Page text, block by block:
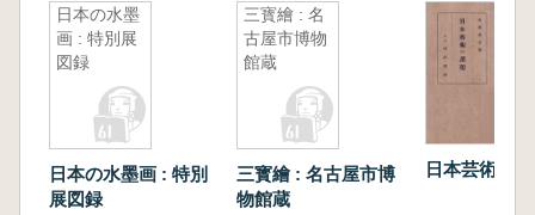
日本の水墨
画 : 特別展
図録
日本の水墨画 : 特別
展図録
三寳繪 : 名
古屋市博物
館蔵
三寳繪 : 名古屋市博
物館蔵
日本芸術の